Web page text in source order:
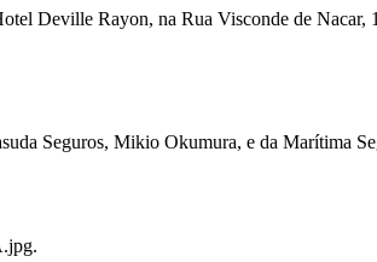
Deville Rayon, na Rua Visconde de Nacar,
Seguros, Mikio Okumura, e da Marítima